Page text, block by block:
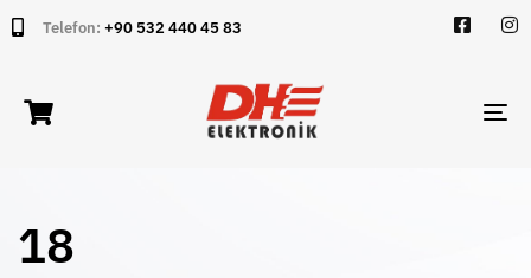
Telefon: +90 532 440 45 83
18